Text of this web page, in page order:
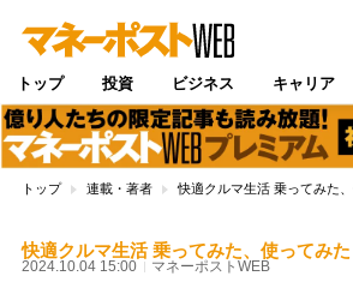
トップ 投資 ビジネス キャリア
トップ 連載・著者 快適クルマ生活 乗ってみた
快適クルマ生活 乗ってみた、使ってみた
2024.10.04 15:00 マネーポストWEB